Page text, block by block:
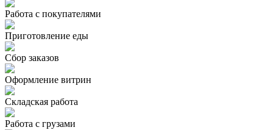
Работа с покупателями
Приготовление еды
Сбор заказов
Оформление витрин
Складская работа
Работа с грузами